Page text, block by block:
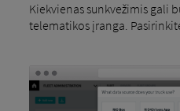
Kiekvienas sunkvežimis gali
telematikos įranga.